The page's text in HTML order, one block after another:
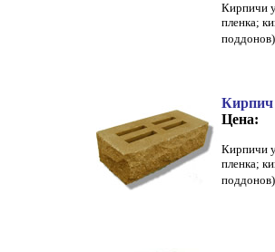
Кирпичи
пленка;
Кирпич
Цена:
Кирпичи
пленка;